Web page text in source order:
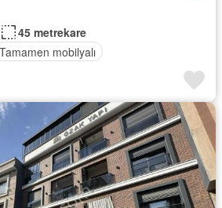
45 metrekare
Tamamen mobilyalı